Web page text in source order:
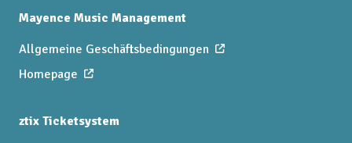
Mayence Music Management
Allgemeine Geschäftsbedingungen
Homepage
ztix Ticketsystem